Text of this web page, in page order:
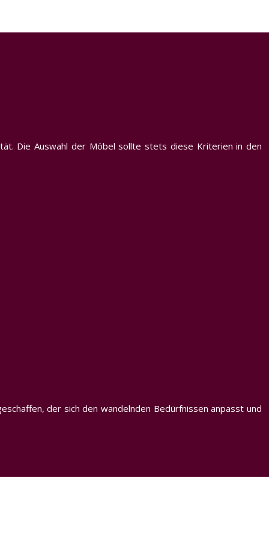
Die Auswahl der Möbel sollte stets diese Kriterien in den
der sich den wandelnden Bedürfnissen anpasst und